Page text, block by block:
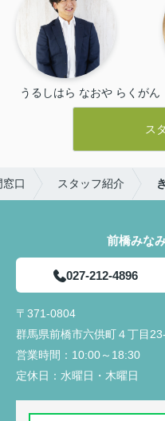
うるしはら なおや らくがん
ス
口 スタッフ紹介
前橋みな
027-212-4896
〒371-0804
群馬県前橋市六供町４丁目
営業時間： 10:00～18:30
定休日： 水曜日・木曜日